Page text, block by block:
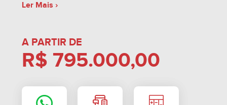
Ler Mais ›
A PARTIR DE
R$ 795.000,00